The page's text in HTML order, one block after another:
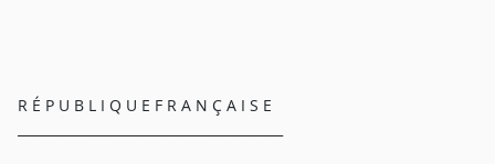
R É P U B L I Q U E F R A N Ç A I S E